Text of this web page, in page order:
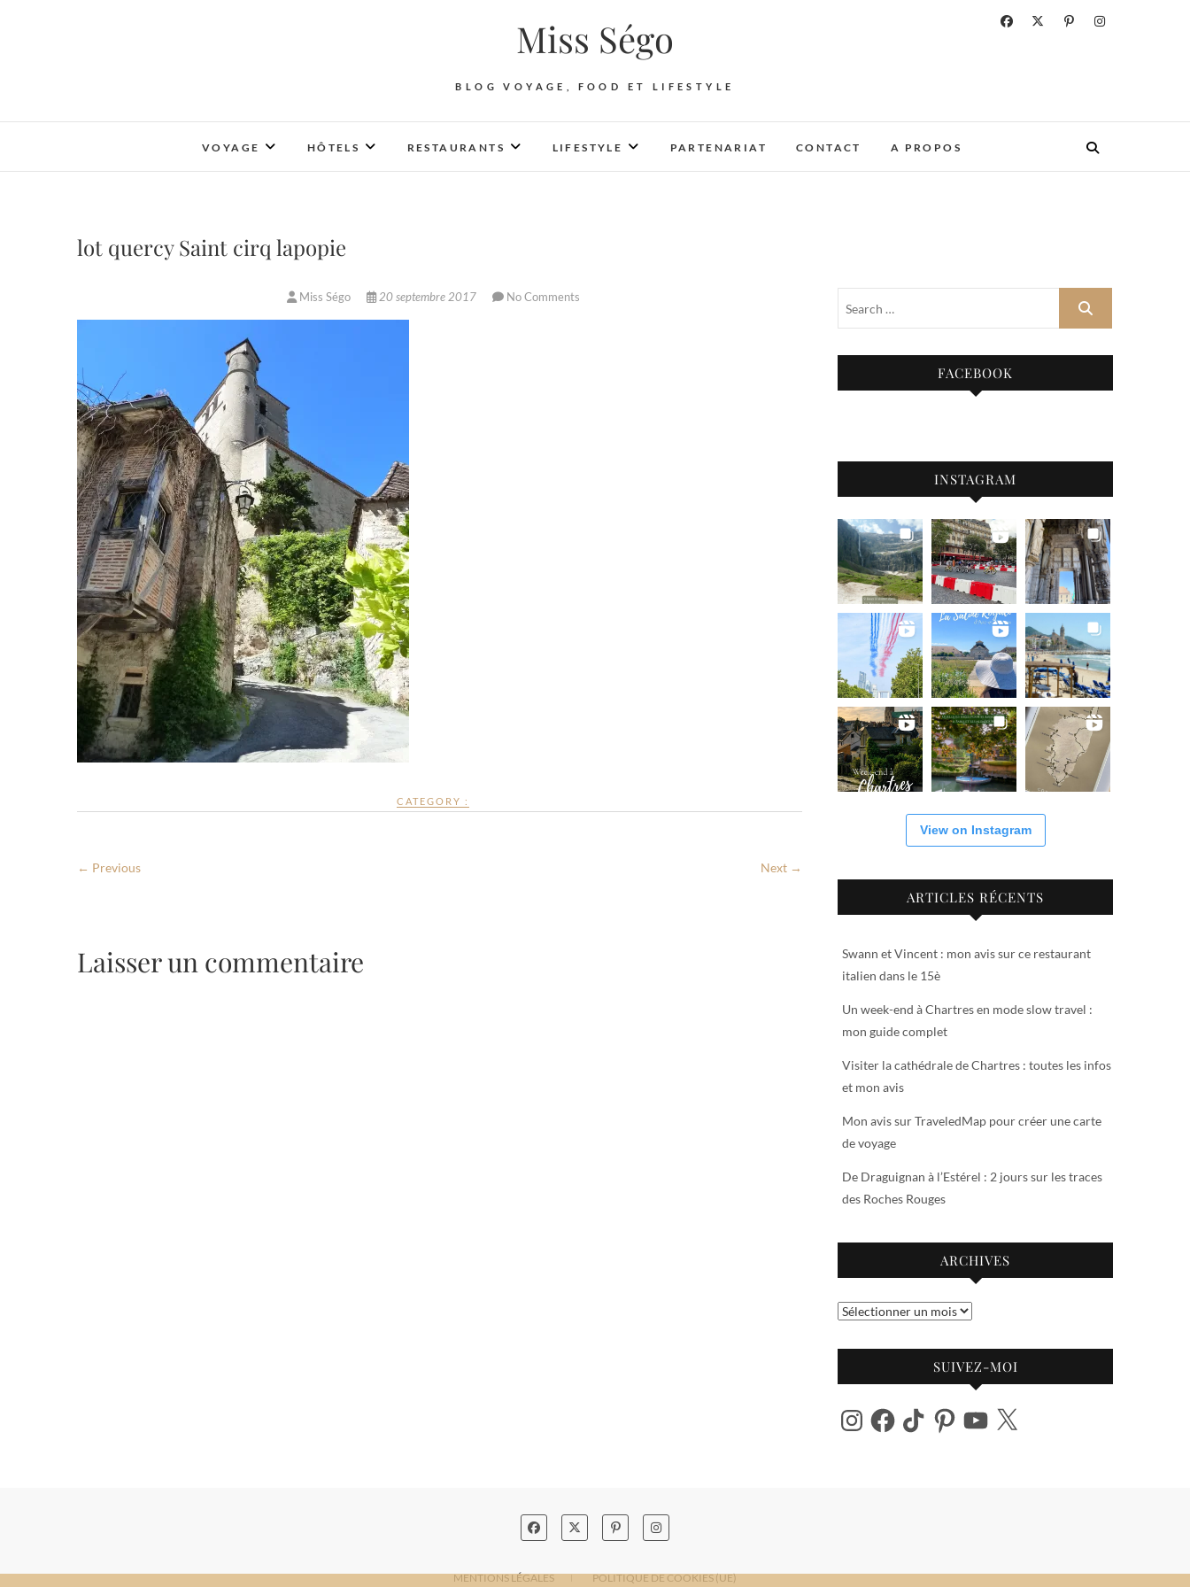
Miss Ségo
BLOG VOYAGE, FOOD ET LIFESTYLE
VOYAGE HÔTELS RESTAURANTS LIFESTYLE PARTENARIAT CONTACT A PROPOS
lot quercy Saint cirq lapopie
Miss Ségo 20 septembre 2017 No Comments
CATEGORY :
← Previous Next →
Laisser un commentaire
FACEBOOK
INSTAGRAM
View on Instagram
ARTICLES RÉCENTS
Swann et Vincent : mon avis sur ce restaurant
italien dans le 15è
Un week-end à Chartres en mode slow travel :
mon guide complet
Visiter la cathédrale de Chartres : toutes les infos
et mon avis
Mon avis sur TraveledMap pour créer une carte
de voyage
De Draguignan à l’Estérel : 2 jours sur les traces
des Roches Rouges
ARCHIVES
Archives
SUIVEZ-MOI
InstagramFacebook
TikTok PinterestYouTube
X
MENTIONS LÉGALES POLITIQUE DE COOKIES (UE)